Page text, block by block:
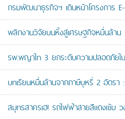
กรมพัฒนาธุรกิจฯ เดินหน้าโครงการ
พลิกงานวิจัยบนหิ้งสู่เศรษฐกิจหมื่นล้าน
รพ.พญาไท 3 ยกระดับความปลอดภัยใ
บทเรียนหมื่นล้านจากภาษีบุหรี่ 2 อัตรา
สมุทรสาครเฮ! รถไฟฟ้าสายสีแดงเข้